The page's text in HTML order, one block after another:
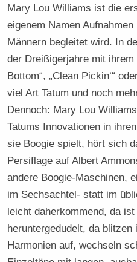
Mary Lou Williams ist die
eigenem Namen
Männern begleitet wird. In
der Dreißigerjahre mit
Bottom“, „Clean Pickin‘“
viel Art Tatum und noch
Dennoch: Mary Lou
Tatums Innovationen in
sie Boogie spielt, hört sich
Persiflage auf Albert
andere Boogie-Maschinen,
im Sechsachtel- statt im
leicht daherkommend, da
heruntergedudelt, da
Harmonien auf, wechseln